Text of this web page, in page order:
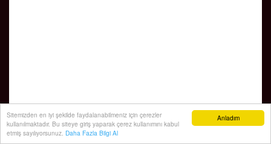
Anladım
Sitemizden en iyi şekilde faydalanabilmeniz için çerezler
kullanılmaktadır. Bu siteye giriş yaparak çerez kullanımını kabul
etmiş sayılıyorsunuz. Daha Fazla Bilgi Al